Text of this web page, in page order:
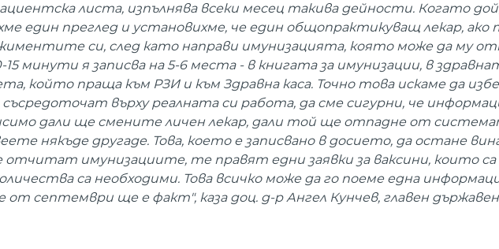
листа, изпълнява всеки месец такива дейности. Когато
един преглед и установихме, че един общопрактикуващ лекар, ако
си, след като направи имунизацията, която може да му
минути я записва на 5-6 места - в книгата за имунизации, в
който праща към РЗИ и към Здравна каса. Точно това искаме да
върху реалната си работа, да сме сигурни, че
дали ще смените личен лекар, дали той ще отпадне от
някъде другаде. Това, което е записвано в досието, да остане
отчитат имунизациите, те правят едни заявки за ваксини, които са
са необходими. Това всичко може да го поеме една
от септември ще е факт", каза доц. д-р Ангел Кунчев, главен държавен